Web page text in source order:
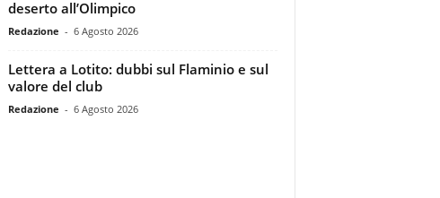
deserto all’Olimpico
Redazione - 6 Agosto 2026
Lettera a Lotito: dubbi sul Flaminio e sul
valore del club
Redazione - 6 Agosto 2026